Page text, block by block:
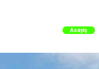
Asayiş